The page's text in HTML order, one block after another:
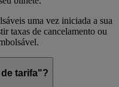
uma vez iniciada a sua
taxas de cancelamento ou
tarifa"?